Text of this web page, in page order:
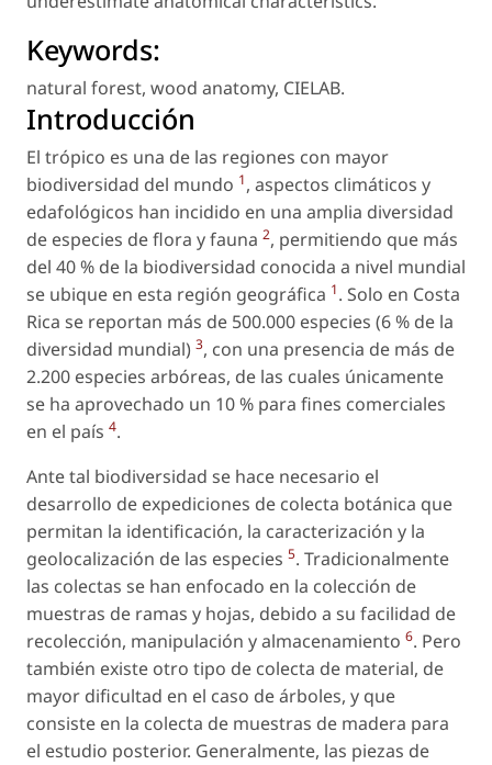
Keywords:
natural forest, wood anatomy, CIELAB.
Introducción
El trópico es una de las regiones con mayor
biodiversidad del mundo 1, aspectos climáticos y
edafológicos han incidido en una amplia diversidad
de especies de flora y fauna 2, permitiendo que más
del 40 % de la biodiversidad conocida a nivel mundial
se ubique en esta región geográfica 1. Solo en Costa
Rica se reportan más de 500.000 especies (6 % de la
diversidad mundial) 3, con una presencia de más de
2.200 especies arbóreas, de las cuales únicamente
se ha aprovechado un 10 % para fines comerciales
en el país 4.
Ante tal biodiversidad se hace necesario el
desarrollo de expediciones de colecta botánica que
permitan la identificación, la caracterización y la
geolocalización de las especies 5. Tradicionalmente
las colectas se han enfocado en la colección de
muestras de ramas y hojas, debido a su facilidad de
recolección, manipulación y almacenamiento 6. Pero
también existe otro tipo de colecta de material, de
mayor dificultad en el caso de árboles, y que
consiste en la colecta de muestras de madera para
el estudio posterior. Generalmente, las piezas de